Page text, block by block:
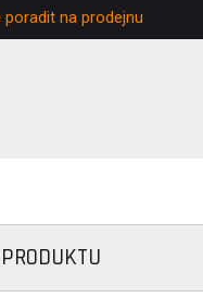
na prodejnu